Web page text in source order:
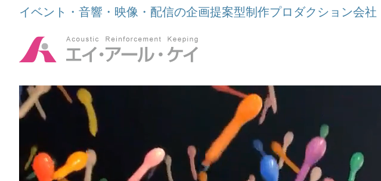
イベント・音響・映像・配信の企画提案型制作プロダクション会社